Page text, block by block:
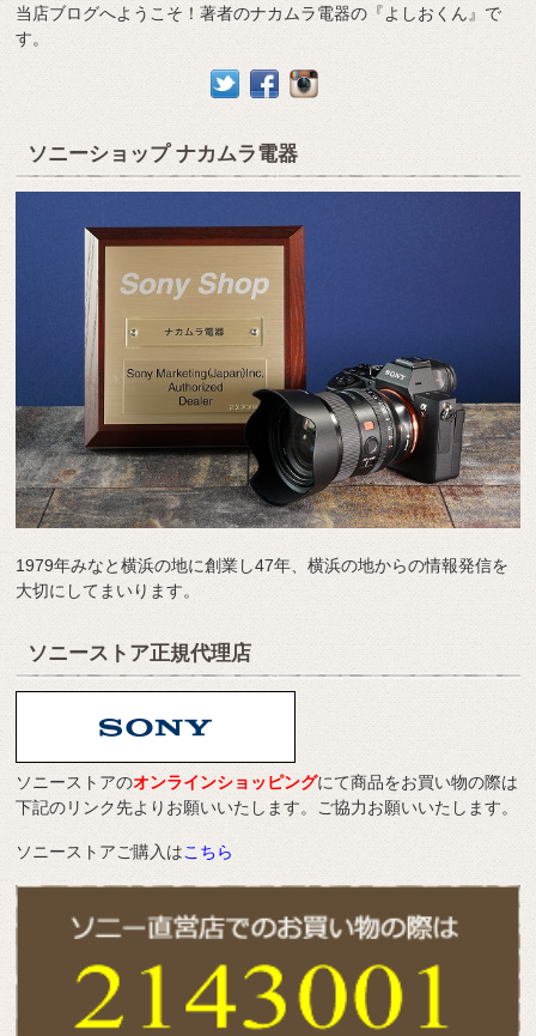
当店ブログへようこそ！著者のナカムラ電器の『よしおくん』で
す。
ソニーショップ ナカムラ電器
1979年みなと横浜の地に創業し47年、横浜の地からの情報発信を
大切にしてまいります。
ソニーストア正規代理店
ソニーストアのオンラインショッピングにて商品をお買い物の際は
下記のリンク先よりお願いいたします。ご協力お願いいたします。
ソニーストアご購入はこちら